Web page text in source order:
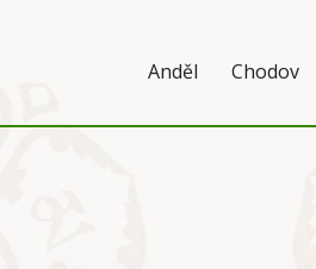
Anděl Chodov